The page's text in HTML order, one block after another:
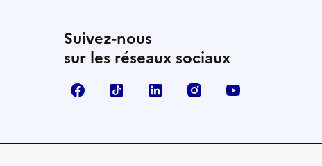
Suivez-nous
sur les réseaux sociaux
FacebookTikTok LinkedIn Instagram